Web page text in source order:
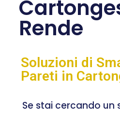
Rende
Soluzioni di
Pareti in
Se stai cercando un